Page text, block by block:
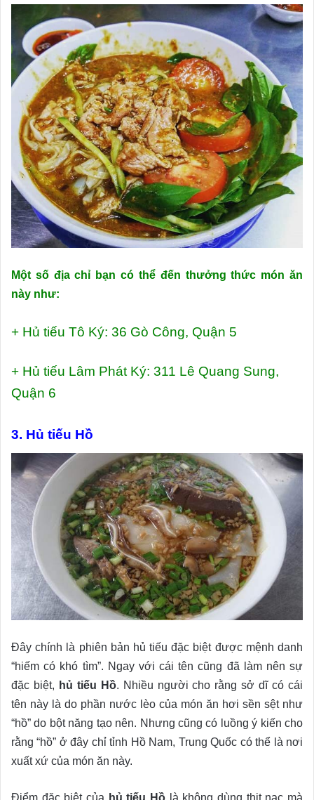
Một số địa chỉ bạn có thể đến thưởng thức món ăn
này như:
+ Hủ tiếu Tô Ký: 36 Gò Công, Quận 5
+ Hủ tiếu Lâm Phát Ký: 311 Lê Quang Sung,
Quận 6
3. Hủ tiếu Hồ
Đây chính là phiên bản hủ tiếu đặc biệt được mệnh danh
“hiếm có khó tìm”. Ngay với cái tên cũng đã làm nên sự
đặc biệt, hủ tiếu Hồ. Nhiều người cho rằng sở dĩ có cái
tên này là do phần nước lèo của món ăn hơi sền sệt như
“hồ” do bột năng tạo nên. Nhưng cũng có luồng ý kiến cho
rằng “hồ” ở đây chỉ tỉnh Hồ Nam, Trung Quốc có thể là nơi
xuất xứ của món ăn này.